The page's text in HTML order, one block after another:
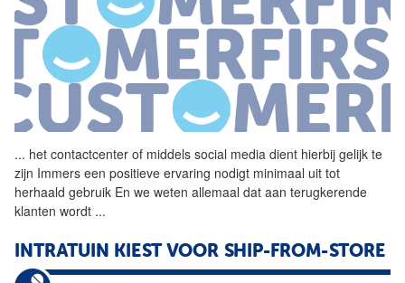
... het contactcenter of middels social media dient hierbij gelijk te
zijn Immers een positieve ervaring nodigt minimaal uit tot
herhaald gebruik En we weten allemaal dat aan terugkerende
klanten wordt ...
INTRATUIN KIEST VOOR SHIP-FROM-STORE